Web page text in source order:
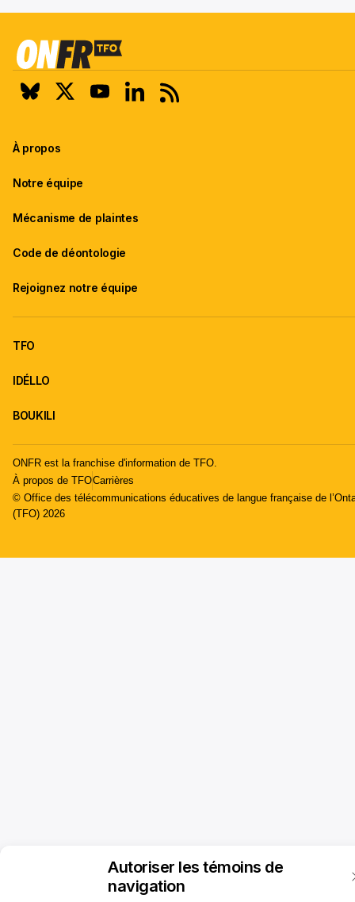
Autoriser les témoins de
navigation
À propos
Notre équipe
Mécanisme de plaintes
Code de déontologie
Rejoignez notre équipe
TFO
IDÉLLO
BOUKILI
ONFR est la franchise d'information de TFO.
À propos de TFOCarrières
© Office des télécommunications éducatives de langue française de
(TFO) 2026